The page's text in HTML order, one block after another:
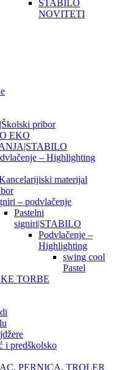
STABILO
NOVITETI
pribor
EKO
– Highlighting
materijal
– podvlačenje
Pastelni
signiri|STABILO
Podvlačenje –
Highlighting
swing cool
Pastel
TORBE
i predškolsko
PERNICA, TROLER